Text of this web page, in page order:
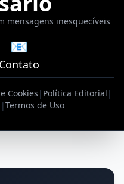
mensagens inesquecíveis
📧
Contato
Cookies | Política Editorial |
|Termos de Uso